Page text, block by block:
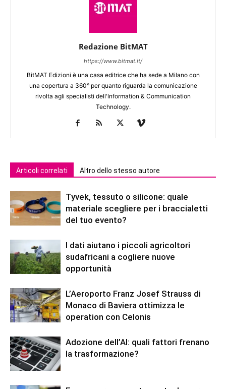
Redazione BitMAT
https://www.bitmat.it/
BitMAT Edizioni è una casa editrice che ha sede a Milano con
una copertura a 360° per quanto riguarda la comunicazione
rivolta agli specialisti dell'lnformation & Communication
Technology.
Articoli correlati Altro dello stesso autore
Tyvek, tessuto o silicone: quale
materiale scegliere per i braccialetti
del tuo evento?
I dati aiutano i piccoli agricoltori
sudafricani a cogliere nuove
opportunità
L’Aeroporto Franz Josef Strauss di
Monaco di Baviera ottimizza le
operation con Celonis
Adozione dell’AI: quali fattori frenano
la trasformazione?